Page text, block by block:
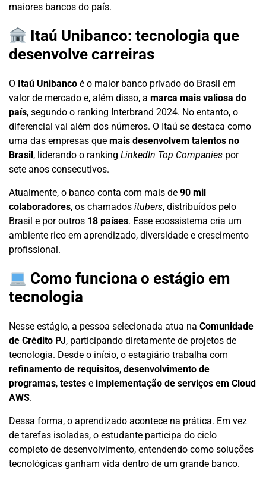
maiores bancos do país.
Itaú Unibanco: tecnologia que
desenvolve carreiras
O Itaú Unibanco é o maior banco privado do Brasil em
valor de mercado e, além disso, a marca mais valiosa do
país, segundo o ranking Interbrand 2024. No entanto, o
diferencial vai além dos números. O Itaú se destaca como
uma das empresas que mais desenvolvem talentos no
Brasil, liderando o ranking LinkedIn Top Companies por
sete anos consecutivos.
Atualmente, o banco conta com mais de 90 mil
colaboradores, os chamados itubers, distribuídos pelo
Brasil e por outros 18 países. Esse ecossistema cria um
ambiente rico em aprendizado, diversidade e crescimento
profissional.
Como funciona o estágio em
tecnologia
Nesse estágio, a pessoa selecionada atua na Comunidade
de Crédito PJ, participando diretamente de projetos de
tecnologia. Desde o início, o estagiário trabalha com
refinamento de requisitos, desenvolvimento de
programas, testes e implementação de serviços em Cloud
AWS.
Dessa forma, o aprendizado acontece na prática. Em vez
de tarefas isoladas, o estudante participa do ciclo
completo de desenvolvimento, entendendo como soluções
tecnológicas ganham vida dentro de um grande banco.